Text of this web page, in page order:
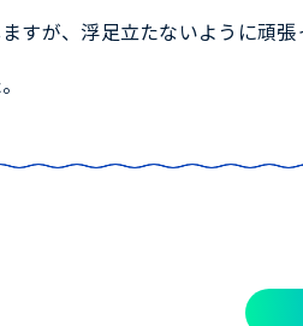
すが、浮足立たないように頑